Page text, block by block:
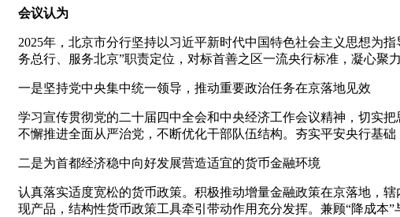
会议认为
2025年，北京市分行坚持以习近平新时代中国特色社会主义思想为
务总行、服务北京”职责定位，对标首善之区一流央行标准，凝心聚
一是坚持党中央集中统一领导，推动重要政治任务在京落地见效
学习宣传贯彻党的二十届四中全会和中央经济工作会议精神，切实
不懈推进全面从严治党，不断优化干部队伍结构。夯实平安央行基础
二是为首都经济稳中向好发展营造适宜的货币金融环境
认真落实适度宽松的货币政策。积极推动增量金融政策在京落地，
现产品，结构性货币政策工具牵引带动作用充分发挥。兼顾“降成本”